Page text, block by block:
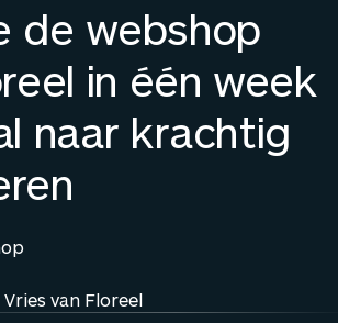
de webshop
in één week
naar krachtig
op